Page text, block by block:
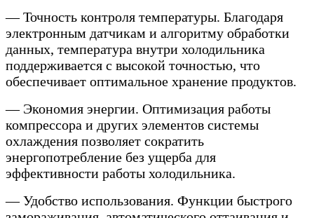
— Точность контроля температуры. Благодаря
электронным датчикам и алгоритму обработки
данных, температура внутри холодильника
поддерживается с высокой точностью, что
обеспечивает оптимальное хранение продуктов.
— Экономия энергии. Оптимизация работы
компрессора и других элементов системы
охлаждения позволяет сократить
энергопотребление без ущерба для
эффективности работы холодильника.
— Удобство использования. Функции быстрого